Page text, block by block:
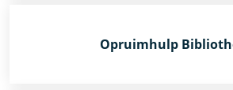
Opruimhulp